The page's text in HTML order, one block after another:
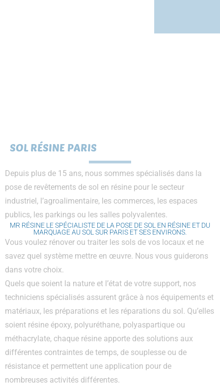
SOL RÉSINE PARIS
Depuis plus de 15 ans, nous sommes spécialisés dans la
pose de revêtements de sol en résine pour le secteur
industriel, l’agroalimentaire, les commerces, les espaces
publics, les parkings ou les salles polyvalentes.
MR RÉSINE LE SPÉCIALISTE DE LA POSE DE SOL EN RÉSINE ET DU
MARQUAGE AU SOL SUR PARIS ET SES ENVIRONS.
Vous voulez rénover ou traiter les sols de vos locaux et ne
savez quel système mettre en œuvre. Nous vous guiderons
dans votre choix.
Quels que soient la nature et l’état de votre support, nos
techniciens spécialisés assurent grâce à nos équipements et
matériaux, les préparations et les réparations du sol. Qu’elles
soient résine époxy, polyuréthane, polyaspartique ou
méthacrylate, chaque résine apporte des solutions aux
différentes contraintes de temps, de souplesse ou de
résistance et permettent une application pour de
nombreuses activités différentes.